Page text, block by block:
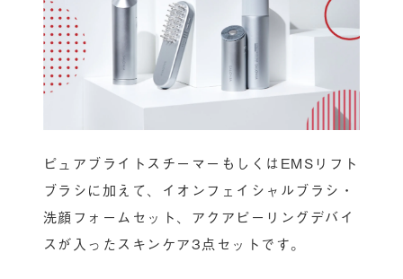
ピュアブライトスチーマーもしくはEMSリフト
ブラシに加えて、イオンフェイシャルブラシ・
洗顔フォームセット、アクアピーリングデバイ
スが入ったスキンケア3点セットです。